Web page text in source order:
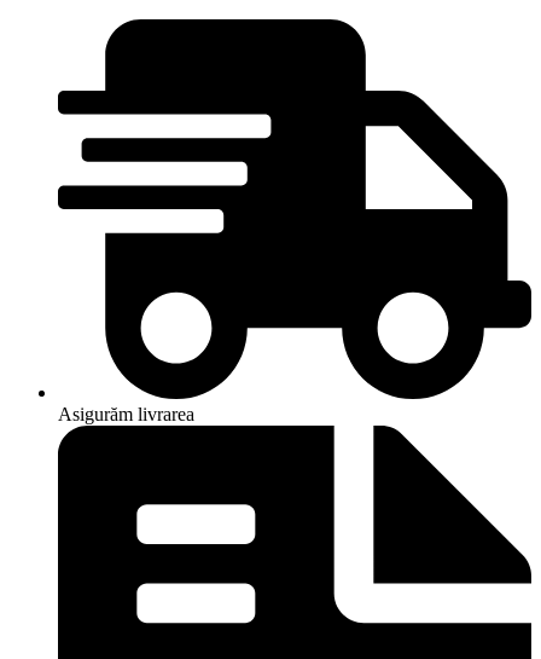
Asigurăm livrarea